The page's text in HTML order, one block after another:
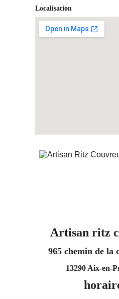
Localisation
Artisan ritz
965 chemin de la
13290 Aix-en-